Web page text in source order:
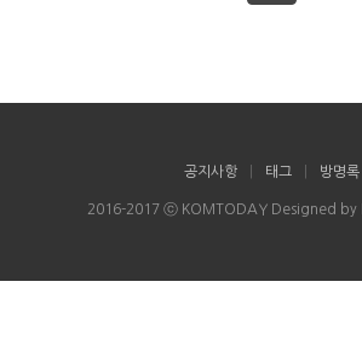
공지사항 태그 방명록
2016-2017 ⓒ KOMTODAY Designed by